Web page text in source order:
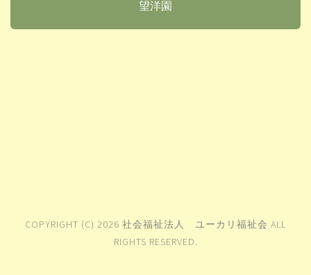
望洋園
COPYRIGHT (C) 2026 社会福祉法人 ユーカリ福祉会 ALL
RIGHTS RESERVED.